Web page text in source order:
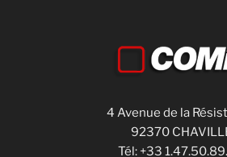
4 Avenue de la
92370
Tél: +33